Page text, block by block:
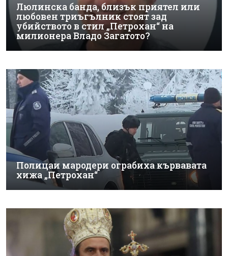
Люлинска банда, близък приятел или
любовен триъгълник стоят зад
убийството в стил „Петрохан“ на
милионера Владо Загатото?
Полицаи мародери ограбиха кървавата
хижа „Петрохан“